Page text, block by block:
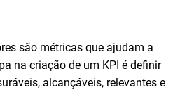
são métricas que ajudam a
na criação de um KPI é definir
alcançáveis, relevantes e